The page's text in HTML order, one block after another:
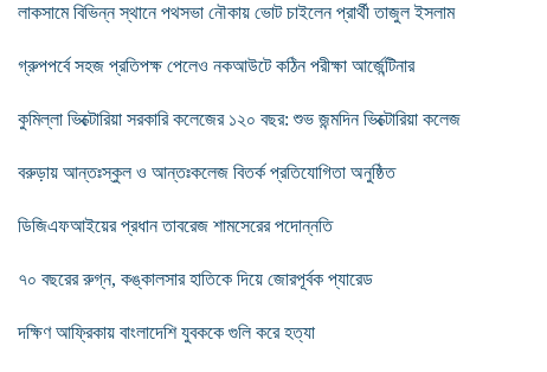
লাকসামে বিভিন্ন স্থানে পথসভা নৌকায় ভোট চাইলেন প্রার্থী তাজুল ইসলাম
গ্রুপপর্বে সহজ প্রতিপক্ষ পেলেও নকআউটে কঠিন পরীক্ষা আর্জেন্টিনার
কুমিল্লা ভিক্টোরিয়া সরকারি কলেজের ১২০ বছর: শুভ জন্মদিন ভিক্টোরিয়া কলেজ
বরুড়ায় আন্তঃস্কুল ও আন্তঃকলেজ বিতর্ক প্রতিযোগিতা অনুষ্ঠিত
ডিজিএফআইয়ের প্রধান তাবরেজ শামসেরের পদোন্নতি
৭০ বছরের রুগ্ন, কঙ্কালসার হাতিকে দিয়ে জোরপূর্বক প্যারেড
দক্ষিণ আফ্রিকায় বাংলাদেশি যুবককে গুলি করে হত্যা